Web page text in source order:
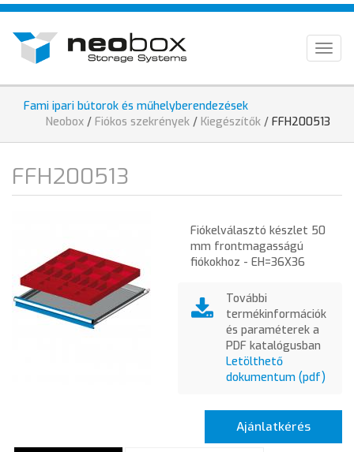
Ugrás
tartalomra
EN
Fami ipari bútorok és műhelyberendezések
Jelenlegi
hely
Neobox / Fiókos szekrények / Kiegészítők / FFH200513
FFH200513
Fiókelválasztó készlet 50
mm frontmagasságú
fiókokhoz - EH=36X36
További
termékinformációk
és paraméterek a
PDF katalógusban
Letölthető
dokumentum (pdf)
Ajánlatkérés